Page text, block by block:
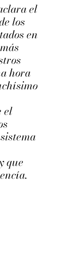
el
los
en
hora
el
que